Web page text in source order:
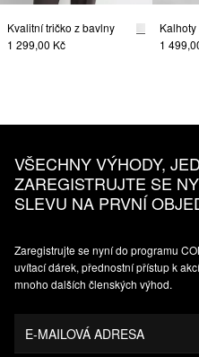
Kvalitní tričko z bavlny
1 299,00 Kč
Kalhoty
1
VŠECHNY VÝHODY,
ZAREGISTRUJTE SE
SLEVU NA PRVNÍ
Zaregistrujte se nyní do programu
uvítací dárek, přednostní přístup k
mnoho dalších členských výhod.
E-MAILOVÁ ADRESA